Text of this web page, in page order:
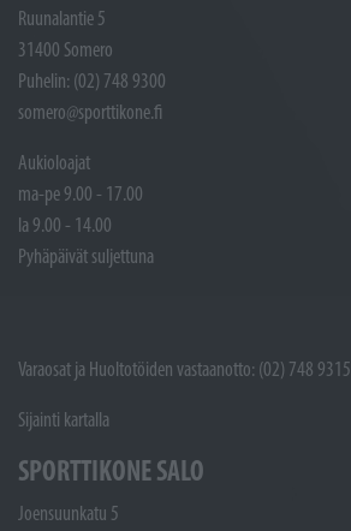
Ruunalantie 5
31400 Somero
Puhelin: (02) 748 9300
somero@sporttikone.fi
Aukioloajat
ma-pe 9.00 - 17.00
la 9.00 - 14.00
Pyhäpäivät suljettuna
Varaosat ja Huoltotöiden vastaanotto: (02) 748 9315
Sijainti kartalla
SPORTTIKONE SALO
Joensuunkatu 5